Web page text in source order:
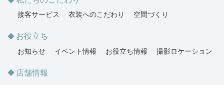
接客サービス 衣装へのこだわり 空間づくり
お役立ち
お知らせ イベント情報 お役立ち情報 撮影ロケーション
店舗情報